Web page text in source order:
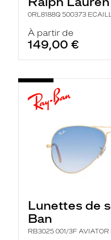
0RL8188Q 500373
À partir de
149,00 €
Lunettes de
Ban
RB3025 001/3F AVIATOR